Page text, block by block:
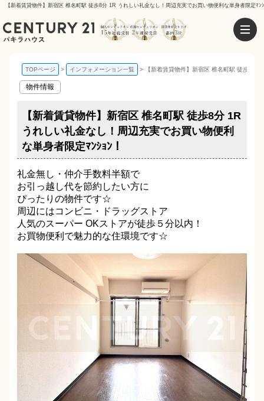
【新着賃貸物件】新宿区 椎名町駅 徒歩8分 1R うれしい礼金なし！周辺充実でお買い物便利な単身者限定
TOPページ インフォメーション一覧 【新着賃貸物件】新宿区 椎名町駅 徒歩8分
物件情報
【新着賃貸物件】新宿区 椎名町駅 徒歩8分 1R
うれしい礼金なし！周辺充実でお買い物便利
な単身者限定ﾏﾝｼｮﾝ！
礼金無し・仲介手数料半額で
お引っ越し代を節約したい方に
ぴったりの物件です☆
周辺にはコンビニ・ドラッグストア
人気のスーパー OKストアが徒歩５分以内！
お買物便利で魅力的な住環境です☆